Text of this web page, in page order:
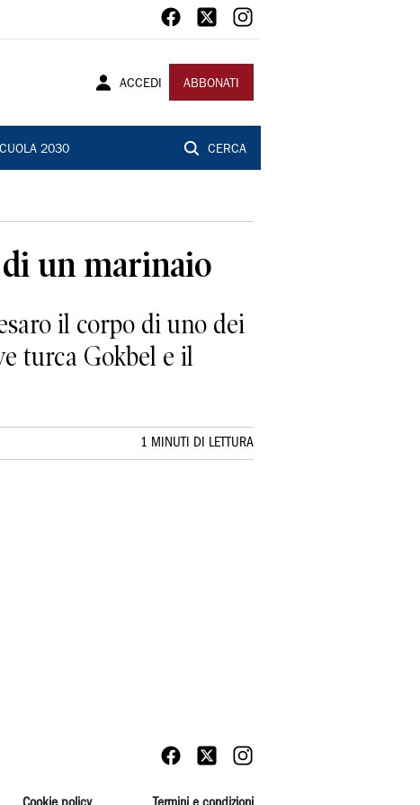
ACCEDI ABBONATI
2030 CERCA
un marinaio
il corpo di uno dei
turca Gokbel e il
1 MINUTI DI LETTURA